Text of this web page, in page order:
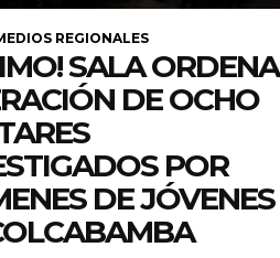
REGIONALES
SALA ORDENA
DE OCHO
POR
DE JÓVENES